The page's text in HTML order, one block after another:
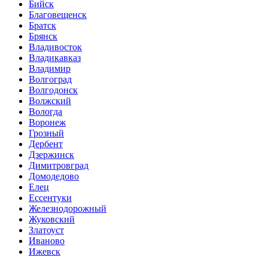
Бийск
Благовещенск
Братск
Брянск
Владивосток
Владикавказ
Владимир
Волгоград
Волгодонск
Волжский
Вологда
Воронеж
Грозный
Дербент
Дзержинск
Димитровград
Домодедово
Елец
Ессентуки
Железнодорожный
Жуковский
Златоуст
Иваново
Ижевск